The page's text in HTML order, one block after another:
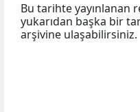
Bu tarihte yayınlanan
yukarıdan başka bir
arşivine ulaşabilirsiniz.